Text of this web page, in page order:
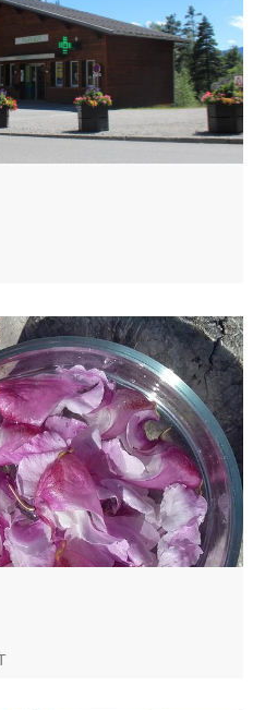
je réalise mes
et de fleurs en pleine
leurs humains. Les
dernier moment, adaptées
besoin.